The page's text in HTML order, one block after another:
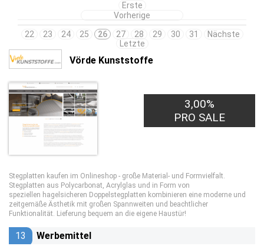
Erste
Vorherige
22
23 24 25 26 27 28 29 30 31
Nächste
Letzte
Vörde Kunststoffe
3,00%
PRO SALE
Stegplatten kaufen im Onlineshop - große Material- und Formvielfalt.
Stegplatten aus Polycarbonat, Acrylglas und in Form von
speziellen hagelsicheren Doppelstegplatten kombinieren eine moderne und
zeitgemäße Ästhetik mit großen Spannweiten und beachtlicher
Funktionalität. Lieferung bequem an die eigene Haustür!
13 Werbemittel